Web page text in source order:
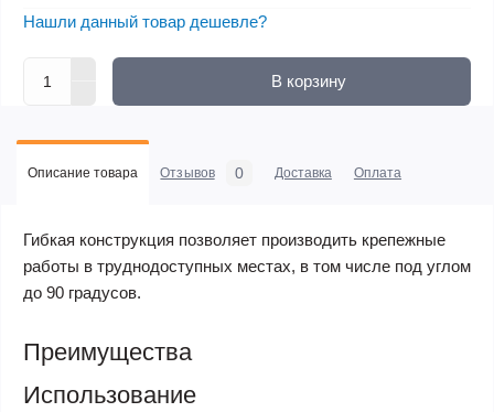
Нашли данный товар дешевле?
В корзину
Описание товара Отзывов 0 Доставка Оплата
Гибкая конструкция позволяет производить крепежные
работы в труднодоступных местах, в том числе под углом
до 90 градусов.
Преимущества
Использование